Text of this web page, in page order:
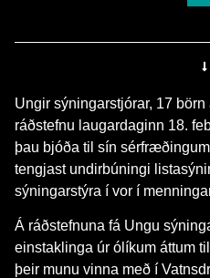
Ungir sýningarstjórar, 17
ráðstefnu laugardaginn 18.
þau bjóða til sín
tengjast undirbúningi
sýningarstýra í vor í
Á ráðstefnuna fá Ungu
einstaklinga úr ólíkum áttum
þeir munu vinna með í